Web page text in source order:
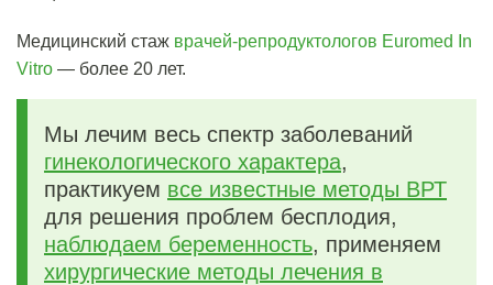
Медицинский стаж врачей-репродуктологов Euromed In
Vitro — более 20 лет.
Мы лечим весь спектр заболеваний
гинекологического характера,
практикуем все известные методы ВРТ
для решения проблем бесплодия,
наблюдаем беременность, применяем
хирургические методы лечения в